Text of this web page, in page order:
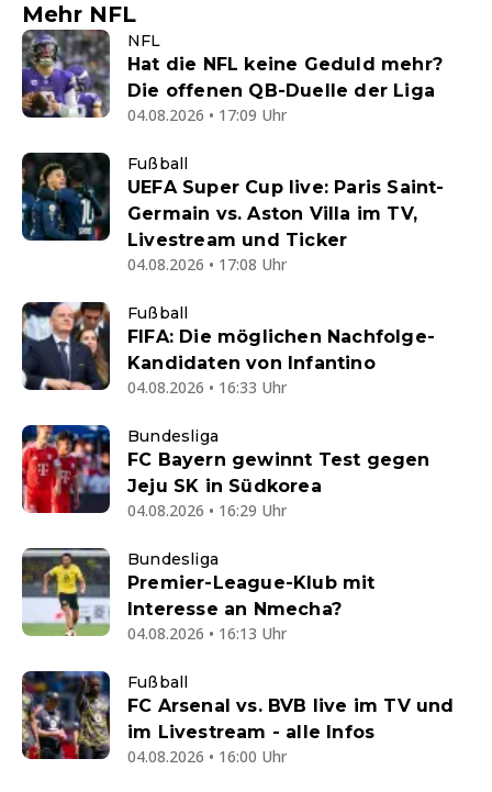
Mehr NFL
NFL
Hat die NFL keine Geduld mehr?
Die offenen QB-Duelle der Liga
04.08.2026 • 17:09 Uhr
Fußball
UEFA Super Cup live: Paris Saint-
Germain vs. Aston Villa im TV,
Livestream und Ticker
04.08.2026 • 17:08 Uhr
Fußball
FIFA: Die möglichen Nachfolge-
Kandidaten von Infantino
04.08.2026 • 16:33 Uhr
Bundesliga
FC Bayern gewinnt Test gegen
Jeju SK in Südkorea
04.08.2026 • 16:29 Uhr
Bundesliga
Premier-League-Klub mit
Interesse an Nmecha?
04.08.2026 • 16:13 Uhr
Fußball
FC Arsenal vs. BVB live im TV und
im Livestream - alle Infos
04.08.2026 • 16:00 Uhr